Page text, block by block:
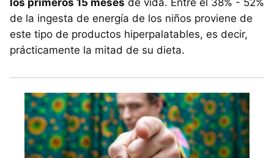
los primeros 15 meses de vida. Entre el 38% - 52%
de la ingesta de energía de los niños proviene de
este tipo de productos hiperpalatables, es decir,
prácticamente la mitad de su dieta.